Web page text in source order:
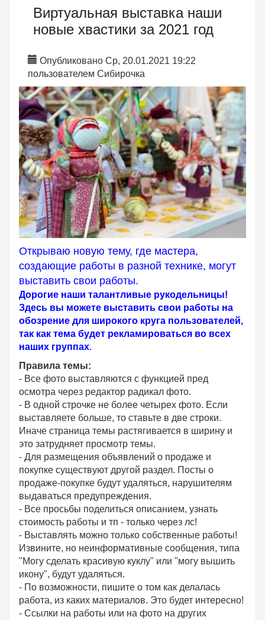
Виртуальная выставка наши
новые хвастики за 2021 год
Опубликовано Ср, 20.01.2021 19:22
пользователем Сибирочка
Открываю новую тему, где мастера,
создающие работы в разной технике, могут
выставить свои работы.
Дорогие наши талантливые рукодельницы!
Здесь вы можете выставить свои работы на
обозрение для широкого круга пользователей,
так как тема будет рекламироваться во всех
наших группах.
Правила темы:
- Все фото выставляются с функцией пред
осмотра через редактор радикал фото.
- В одной строчке не более четырех фото. Если
выставляете больше, то ставьте в две строки.
Иначе страница темы растягивается в ширину и
это затрудняет просмотр темы.
- Для размещения объявлений о продаже и
покупке существуют другой раздел. Посты о
продаже-покупке будут удаляться, нарушителям
выдаваться предупреждения.
- Все просьбы поделиться описанием, узнать
стоимость работы и тп - только через лс!
- Выставлять можно только собственные работы!
Извините, но неинформативные сообщения, типа
"Могу сделать красивую куклу" или "могу вышить
икону", будут удаляться.
- По возможности, пишите о том как делалась
работа, из каких материалов. Это будет интересно!
- Ссылки на работы или на фото на других